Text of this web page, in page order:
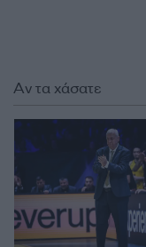
Αν τα χάσατε